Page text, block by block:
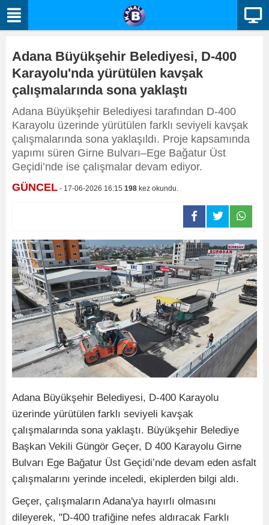
Adana Büyükşehir Belediyesi, D-400
Karayolu'nda yürütülen kavşak
çalışmalarında sona yaklaştı
Adana Büyükşehir Belediyesi tarafından D-400
Karayolu üzerinde yürütülen farklı seviyeli kavşak
çalışmalarında sona yaklaşıldı. Proje kapsamında
yapımı süren Girne Bulvarı–Ege Bağatur Üst
Geçidi’nde ise çalışmalar devam ediyor.
GÜNCEL - 17-06-2026 16:15 198 kez okundu.
Adana Büyükşehir Belediyesi, D-400 Karayolu
üzerinde yürütülen farklı seviyeli kavşak
çalışmalarında sona yaklaştı. Büyükşehir Belediye
Başkan Vekili Güngör Geçer, D 400 Karayolu Girne
Bulvarı Ege Bağatur Üst Geçidi’nde devam eden asfalt
çalışmalarını yerinde inceledi, ekiplerden bilgi aldı.
Geçer, çalışmaların Adana'ya hayırlı olmasını
dileyerek, "D-400 trafiğine nefes aldıracak Farklı